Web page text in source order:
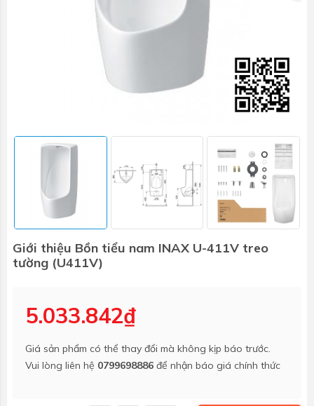
Giới thiệu Bồn tiểu nam INAX U-411V treo
tường (U411V)
5.033.842₫
Giá sản phẩm có thể thay đổi mà không kịp báo trước.
Vui lòng liên hệ 0799698886 để nhận báo giá chính thức